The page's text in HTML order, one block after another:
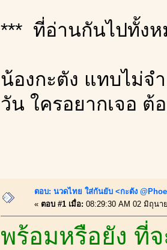
*** ที่อ่านกันไปทั้งห
น้องกะตัง แทบไม่จ
วัน ใครอยากเจอ
ตอบ: นวดไทย ใส่กันยับ <กะตัง
« ตอบ #1 เมื่อ: 08:29:30 AM 02 มิถุนา
พร้อมหรือยัง ที่